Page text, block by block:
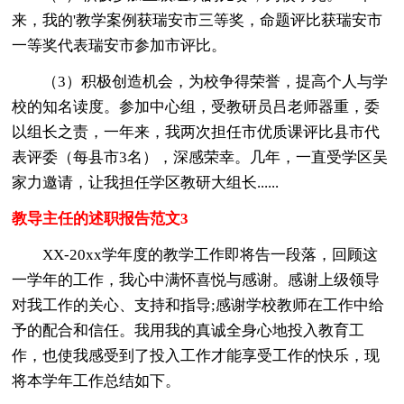
来，我的'教学案例获瑞安市三等奖，命题评比获瑞安市
一等奖代表瑞安市参加市评比。
（3）积极创造机会，为校争得荣誉，提高个人与学
校的知名读度。参加中心组，受教研员吕老师器重，委
以组长之责，一年来，我两次担任市优质课评比县市代
表评委（每县市3名），深感荣幸。几年，一直受学区吴
家力邀请，让我担任学区教研大组长......
教导主任的述职报告范文3
XX-20xx学年度的教学工作即将告一段落，回顾这
一学年的工作，我心中满怀喜悦与感谢。感谢上级领导
对我工作的关心、支持和指导;感谢学校教师在工作中给
予的配合和信任。我用我的真诚全身心地投入教育工
作，也使我感受到了投入工作才能享受工作的快乐，现
将本学年工作总结如下。